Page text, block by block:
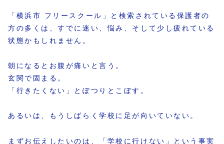
「横浜市 フリースクール」と検索されている保護者の
方の多くは、すでに迷い、悩み、そして少し疲れている
状態かもしれません。
朝になるとお腹が痛いと言う。
玄関で固まる。
「行きたくない」とぽつりとこぼす。
あるいは、もうしばらく学校に足が向いていない。
まずお伝えしたいのは、「学校に行けない」という事実